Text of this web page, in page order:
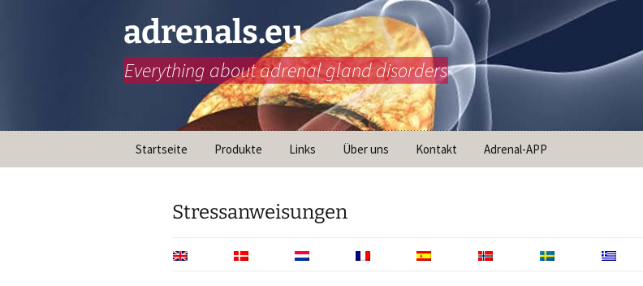
adrenals.eu
Everything about adrenal gland disorders
Startseite Produkte Links Über uns Kontakt Adrenal-APP
Stressanweisungen